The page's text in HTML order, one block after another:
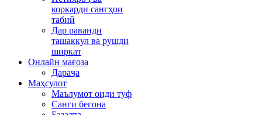
коркарди сангҳои
табиӣ
Дар раванди
ташаккул ва рушди
ширкат
Онлайн мағоза
Дараҷа
Маҳсулот
Маълумот оиди туф
Санги бегона